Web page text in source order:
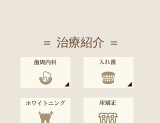
＝ 治療紹介 ＝